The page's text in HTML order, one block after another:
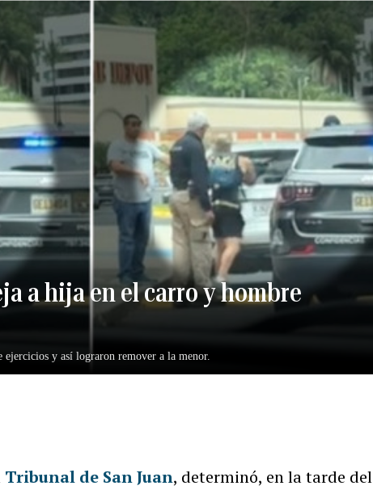
a hija en el carro y hombre
y así lograron remover a la menor.
Tribunal de San Juan, determinó, en la tarde del